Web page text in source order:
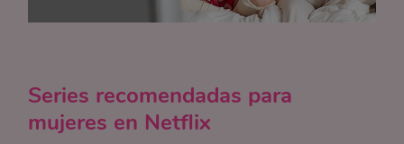
Series recomendadas para
mujeres en Netflix